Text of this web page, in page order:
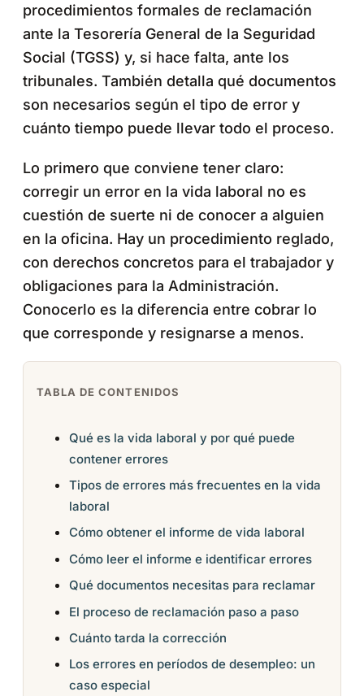
procedimientos formales de reclamación
ante la Tesorería General de la Seguridad
Social (TGSS) y, si hace falta, ante los
tribunales. También detalla qué documentos
son necesarios según el tipo de error y
cuánto tiempo puede llevar todo el proceso.
Lo primero que conviene tener claro:
corregir un error en la vida laboral no es
cuestión de suerte ni de conocer a alguien
en la oficina. Hay un procedimiento reglado,
con derechos concretos para el trabajador y
obligaciones para la Administración.
Conocerlo es la diferencia entre cobrar lo
que corresponde y resignarse a menos.
TABLA DE CONTENIDOS
Qué es la vida laboral y por qué puede
contener errores
Tipos de errores más frecuentes en la vida
laboral
Cómo obtener el informe de vida laboral
Cómo leer el informe e identificar errores
Qué documentos necesitas para reclamar
El proceso de reclamación paso a paso
Cuánto tarda la corrección
Los errores en períodos de desempleo: un
caso especial